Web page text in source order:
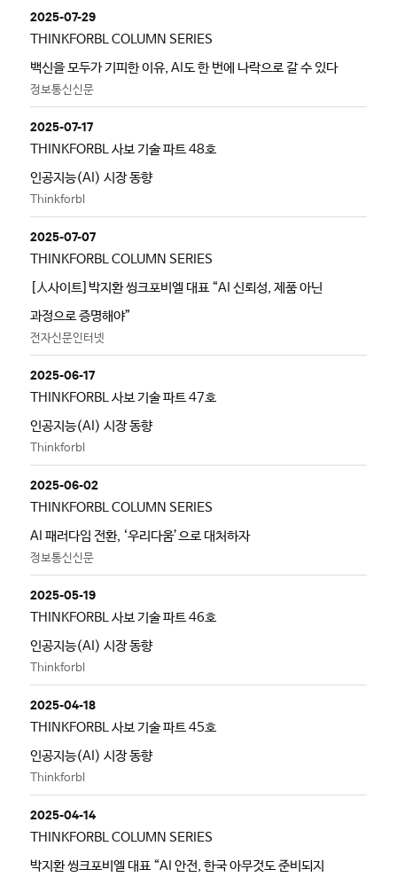
2025-07-29
THINKFORBL COLUMN SERIES
백신을 모두가 기피한 이유, AI도 한 번에 나락으로 갈 수 있다
정보통신신문
2025-07-17
THINKFORBL 사보 기술 파트 48호
인공지능(AI) 시장 동향
Thinkforbl
2025-07-07
THINKFORBL COLUMN SERIES
[人사이트]박지환 씽크포비엘 대표 “AI 신뢰성, 제품 아닌
과정으로 증명해야”
전자신문인터넷
2025-06-17
THINKFORBL 사보 기술 파트 47호
인공지능(AI) 시장 동향
Thinkforbl
2025-06-02
THINKFORBL COLUMN SERIES
AI 패러다임 전환, ‘우리다움’으로 대처하자
정보통신신문
2025-05-19
THINKFORBL 사보 기술 파트 46호
인공지능(AI) 시장 동향
Thinkforbl
2025-04-18
THINKFORBL 사보 기술 파트 45호
인공지능(AI) 시장 동향
Thinkforbl
2025-04-14
THINKFORBL COLUMN SERIES
박지환 씽크포비엘 대표 “AI 안전, 한국 아무것도 준비되지